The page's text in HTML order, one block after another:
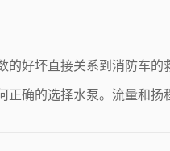
的好坏直接关系到消防车的
确的选择水泵。流量和扬